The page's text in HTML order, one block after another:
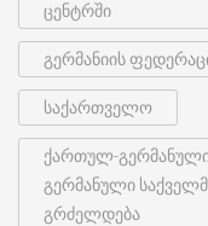
ცენტრში
გერმანიის
საქართველო
ქართულ-
გერმანული
გრძელდება